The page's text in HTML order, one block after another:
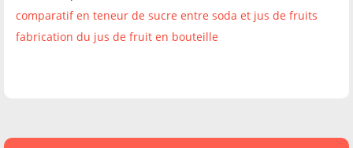
comparatif en teneur de sucre entre soda et jus de fruits
fabrication du jus de fruit en bouteille